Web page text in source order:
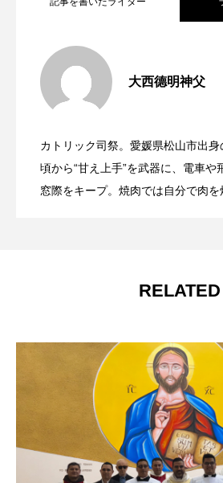
大西德明神父
カトリック司祭。愛媛県松山市出
頃から“甘え上手”を武器に、電車や
窓際をキープ。焼肉では自分で肉
2026.08.05
話〜
2026.08.03
（年間第18月曜日）
2026.07.27 神の国は、大きなも
RELATED